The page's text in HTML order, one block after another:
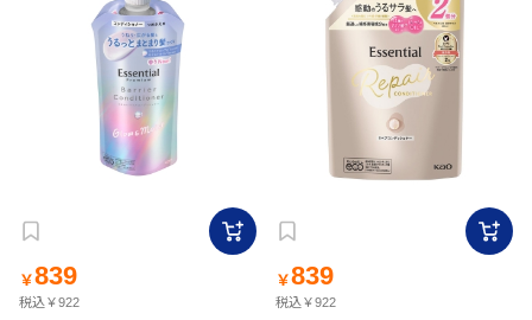
￥839
税込￥922
￥839
税込￥922